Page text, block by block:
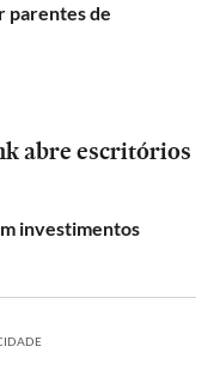
parentes de
abre escritórios
investimentos